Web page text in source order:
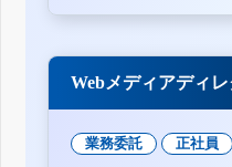
Webメディアディ
業務委託 正社員